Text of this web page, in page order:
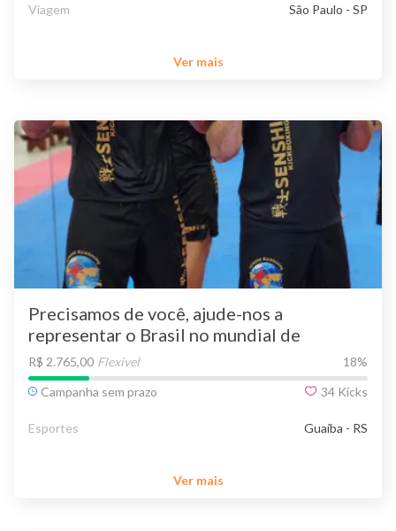
Viagem São Paulo - SP
Ver mais
Precisamos de você, ajude-nos a
representar o Brasil no mundial de
Kickboxing
R$ 2.765,00 Flexível 18%
Campanha sem prazo
34 Kicks
Esportes Guaíba - RS
Ver mais